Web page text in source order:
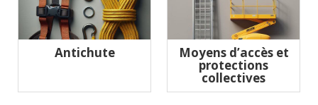
Antichute Moyens d’accès et
protections
collectives